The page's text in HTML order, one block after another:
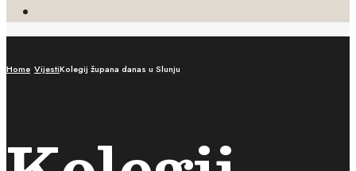
Search
Home VijestiKolegij župana danas u Slunju